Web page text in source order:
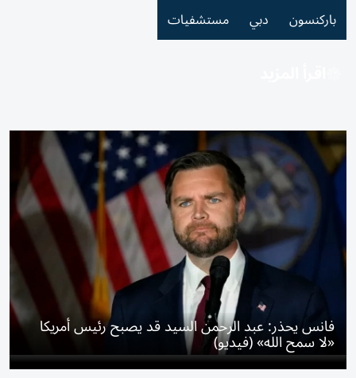
باركنسون دبي مستشفيات
فانس يحذر: عبد الرحمن السيد قد يصبح رئيس أمريكا
«لا سمح الله» (فيديو)